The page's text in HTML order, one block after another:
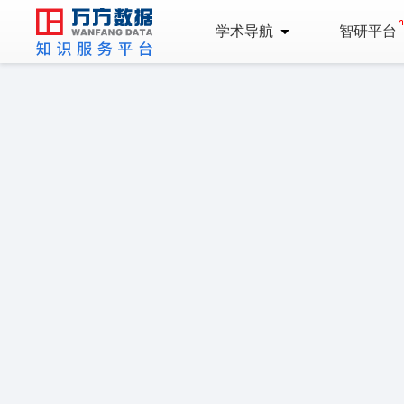
学术导航 智研平台